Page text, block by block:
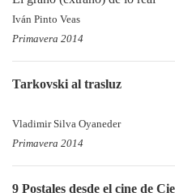
Iván Pinto Veas
Primavera 2014
Tarkovski al trasluz
Vladimir Silva Oyaneder
Primavera 2014
9 Postales desde el cine de